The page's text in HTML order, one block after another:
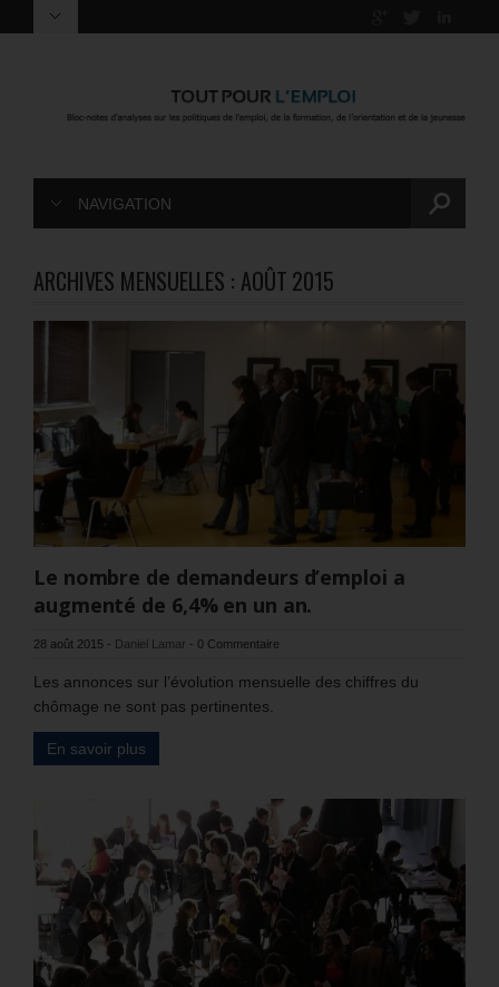
NAVIGATION
ARCHIVES MENSUELLES : AOÛT 2015
Le nombre de demandeurs d’emploi a
augmenté de 6,4% en un an.
28 août 2015 - Daniel Lamar - 0 Commentaire
Les annonces sur l’évolution mensuelle des chiffres du
chômage ne sont pas pertinentes.
En savoir plus